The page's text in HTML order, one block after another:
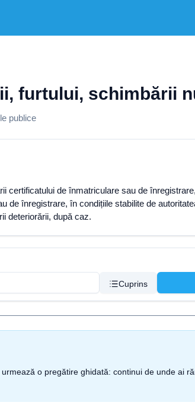
furtului, schimbării
publice
certificatului de înmatriculare sau de
de înregistrare, în condițiile stabilite de
deteriorării, după caz.
Cuprins
o pregătire ghidată: continui de unde ai